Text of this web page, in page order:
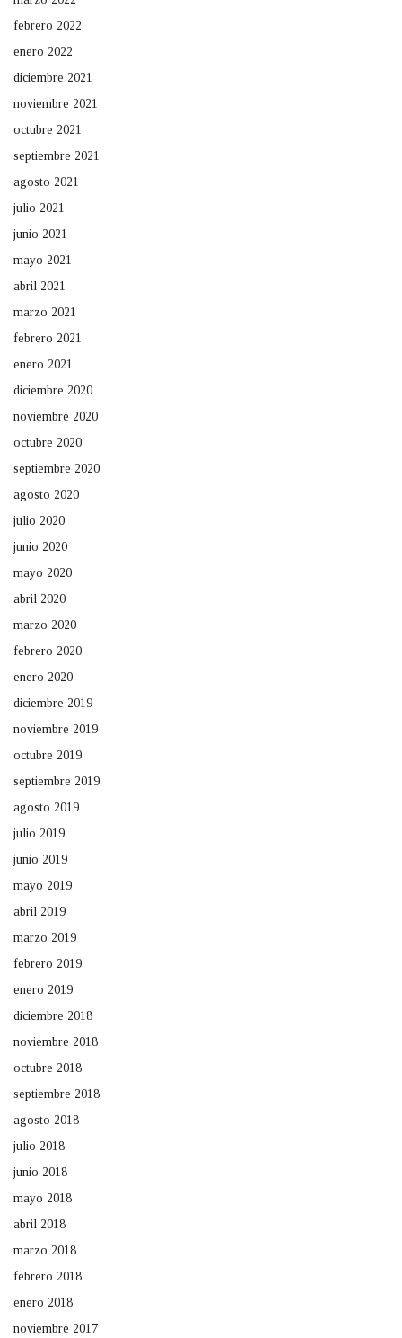
febrero 2022
enero 2022
diciembre 2021
noviembre 2021
octubre 2021
septiembre 2021
agosto 2021
julio 2021
junio 2021
mayo 2021
abril 2021
marzo 2021
febrero 2021
enero 2021
diciembre 2020
noviembre 2020
octubre 2020
septiembre 2020
agosto 2020
julio 2020
junio 2020
mayo 2020
abril 2020
marzo 2020
febrero 2020
enero 2020
diciembre 2019
noviembre 2019
octubre 2019
septiembre 2019
agosto 2019
julio 2019
junio 2019
mayo 2019
abril 2019
marzo 2019
febrero 2019
enero 2019
diciembre 2018
noviembre 2018
octubre 2018
septiembre 2018
agosto 2018
julio 2018
junio 2018
mayo 2018
abril 2018
marzo 2018
febrero 2018
enero 2018
noviembre 2017